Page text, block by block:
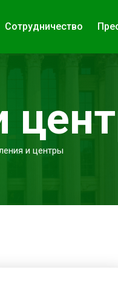
Сотрудничество
и центры